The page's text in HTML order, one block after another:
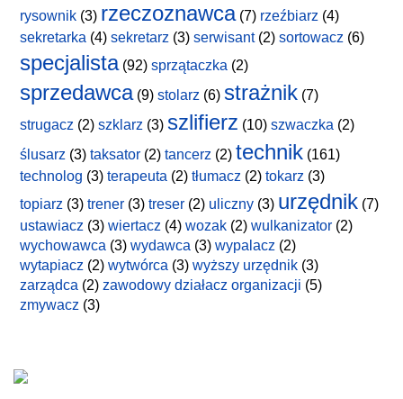
rysownik (3) rzeczoznawca(7) rzeźbiarz (4)
sekretarka (4) sekretarz (3) serwisant(2) sortowacz (6)
specjalista(92) sprzątaczka (2)
sprzedawca(9) stolarz (6) strażnik (7)
strugacz (2) szklarz (3) szlifierz (10) szwaczka (2)
ślusarz (3) taksator (2) tancerz (2) technik (161)
technolog (3) terapeuta (2) tłumacz (2) tokarz (3)
topiarz (3) trener (3) treser (2) uliczny (3) urzędnik (7)
ustawiacz (3) wiertacz (4) wozak (2) wulkanizator (2)
wychowawca (3) wydawca (3) wypalacz (2)
wytapiacz (2) wytwórca (3) wyższy urzędnik (3)
zarządca (2) zawodowy działacz organizacji (5)
zmywacz (3)